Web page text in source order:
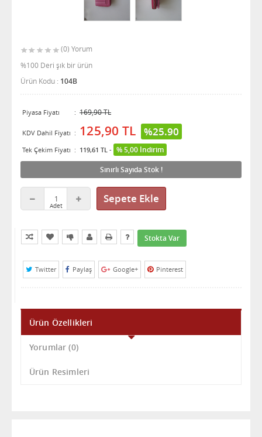
(0) Yorum
%100 Deri şık bir ürün
Ürün Kodu : 104B
Piyasa Fiyatı : 169,90 TL
KDV Dahil Fiyatı : 125,90 TL %25.90
Tek Çekim Fiyatı : 119,61 TL - % 5,00 İndirim
Sınırlı Sayıda Stok !
Sepete Ekle
Stokta Var
Twitter Paylaş Google+ Pinterest
Ürün Özellikleri
Yorumlar(0)
Ürün Resimleri